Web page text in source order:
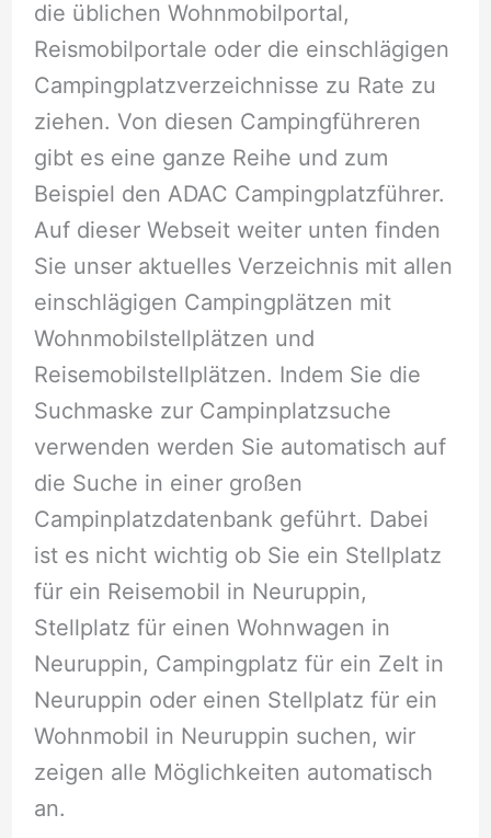
die üblichen Wohnmobilportal,
Reismobilportale oder die einschlägigen
Campingplatzverzeichnisse zu Rate zu
ziehen. Von diesen Campingführeren
gibt es eine ganze Reihe und zum
Beispiel den ADAC Campingplatzführer.
Auf dieser Webseit weiter unten finden
Sie unser aktuelles Verzeichnis mit allen
einschlägigen Campingplätzen mit
Wohnmobilstellplätzen und
Reisemobilstellplätzen. Indem Sie die
Suchmaske zur Campinplatzsuche
verwenden werden Sie automatisch auf
die Suche in einer großen
Campinplatzdatenbank geführt. Dabei
ist es nicht wichtig ob Sie ein Stellplatz
für ein Reisemobil in Neuruppin,
Stellplatz für einen Wohnwagen in
Neuruppin, Campingplatz für ein Zelt in
Neuruppin oder einen Stellplatz für ein
Wohnmobil in Neuruppin suchen, wir
zeigen alle Möglichkeiten automatisch
an.